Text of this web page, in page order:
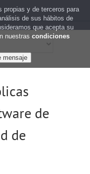
de
de
propias y de terceros para
de sus hábitos de
que acepta su
nuestras condiciones